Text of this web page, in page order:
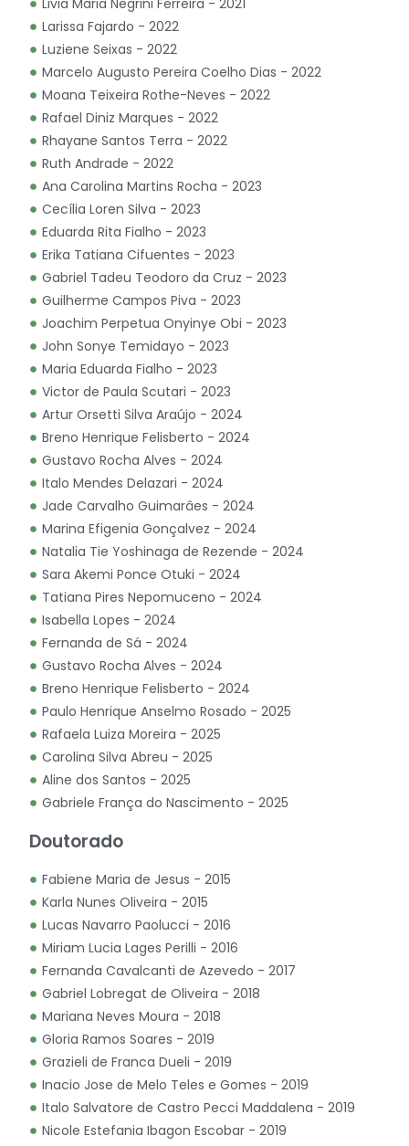
Livia Maria Negrini Ferreira - 2021
Larissa Fajardo - 2022
Luziene Seixas - 2022
Marcelo Augusto Pereira Coelho Dias - 2022
Moana Teixeira Rothe-Neves - 2022
Rafael Diniz Marques - 2022
Rhayane Santos Terra - 2022
Ruth Andrade - 2022
Ana Carolina Martins Rocha - 2023
Cecília Loren Silva - 2023
Eduarda Rita Fialho - 2023
Erika Tatiana Cifuentes - 2023
Gabriel Tadeu Teodoro da Cruz - 2023
Guilherme Campos Piva - 2023
Joachim Perpetua Onyinye Obi - 2023
John Sonye Temidayo - 2023
Maria Eduarda Fialho - 2023
Victor de Paula Scutari - 2023
Artur Orsetti Silva Araújo - 2024
Breno Henrique Felisberto - 2024
Gustavo Rocha Alves - 2024
Italo Mendes Delazari - 2024
Jade Carvalho Guimarâes - 2024
Marina Efigenia Gonçalvez - 2024
Natalia Tie Yoshinaga de Rezende - 2024
Sara Akemi Ponce Otuki - 2024
Tatiana Pires Nepomuceno - 2024
Isabella Lopes - 2024
Fernanda de Sá - 2024
Gustavo Rocha Alves - 2024
Breno Henrique Felisberto - 2024
Paulo Henrique Anselmo Rosado - 2025
Rafaela Luiza Moreira - 2025
Carolina Silva Abreu - 2025
Aline dos Santos - 2025
Gabriele França do Nascimento - 2025
Doutorado
Fabiene Maria de Jesus - 2015
Karla Nunes Oliveira - 2015
Lucas Navarro Paolucci - 2016
Miriam Lucia Lages Perilli - 2016
Fernanda Cavalcanti de Azevedo - 2017
Gabriel Lobregat de Oliveira - 2018
Mariana Neves Moura - 2018
Gloria Ramos Soares - 2019
Grazieli de Franca Dueli - 2019
Inacio Jose de Melo Teles e Gomes - 2019
Italo Salvatore de Castro Pecci Maddalena - 2019
Nicole Estefania Ibagon Escobar - 2019